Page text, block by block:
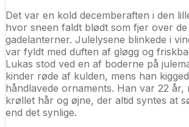
Det var en kold decemberaften i den
hvor sneen faldt blødt som fjer over de
gadelanterner. Julelysene blinkede i
var fyldt med duften af gløgg og
Lukas stod ved en af boderne på
kinder røde af kulden, mens han
håndlavede ornaments. Han var 22 år,
krøllet hår og øjne, der altid syntes at
end det synlige.